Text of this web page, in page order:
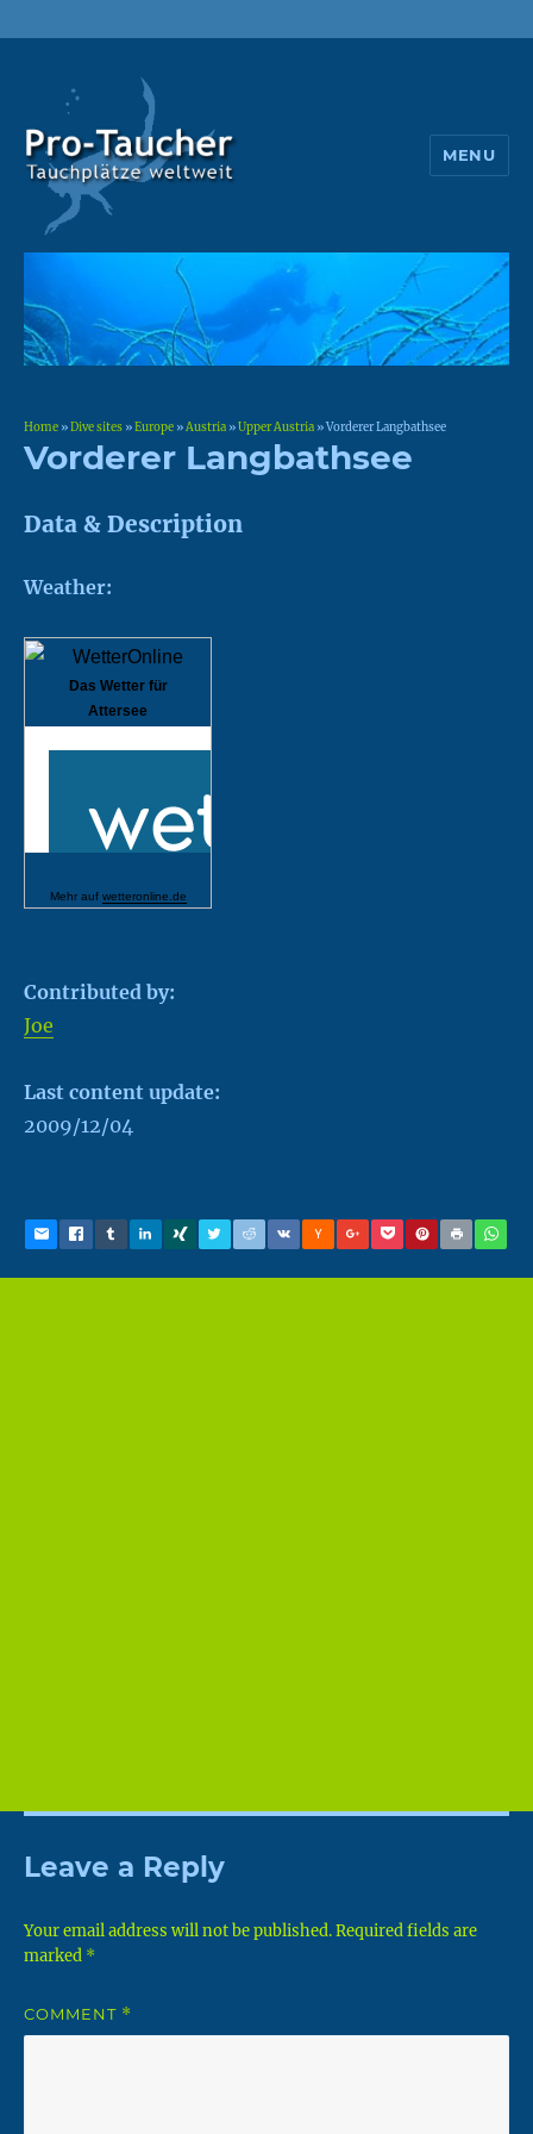
Pro-Taucher
MENU
Home »Dive sites »Europe »Austria »Upper Austria »Vorderer Langbathsee
Vorderer Langbathsee
Data & Description
Weather:
Das Wetter für
Attersee
Mehr auf wetteronline.de
Contributed by:
Joe
Last content update:
2009/12/04
Leave a Reply
Your email address will not be published.Required fields are
marked *
COMMENT *